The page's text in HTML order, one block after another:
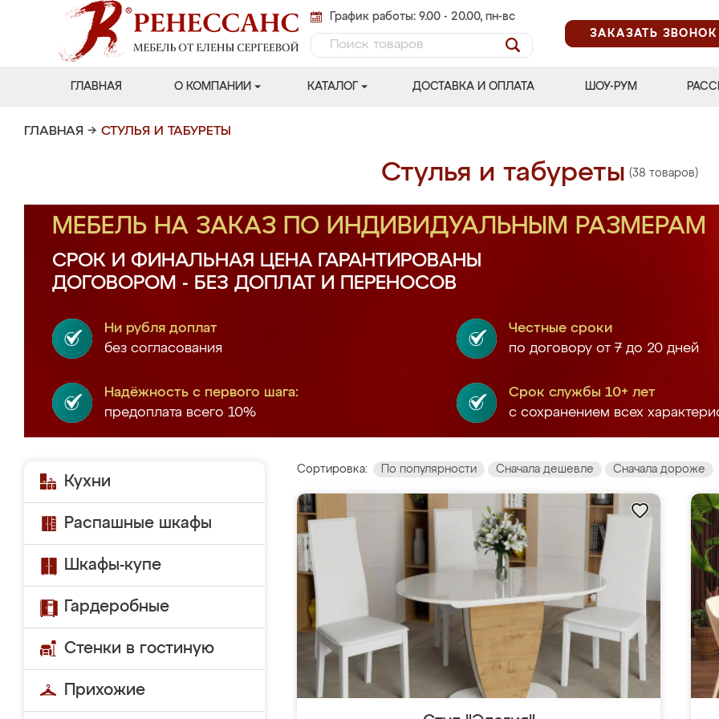
График работы: 9.00 - 20.00, пн-вс
ЗАКАЗАТЬ ЗВОНОК
ГЛАВНАЯ О КОМПАНИИ КАТАЛОГ ДОСТАВКА И ОПЛАТА ШОУ-РУМ
ГЛАВНАЯ → СТУЛЬЯ И ТАБУРЕТЫ
Стулья и табуреты (38 товаров)
МЕБЕЛЬ НА ЗАКАЗ ПО ИНДИВИДУАЛЬНЫМ РАЗМЕРАМ
СРОК И ФИНАЛЬНАЯ ЦЕНА ГАРАНТИРОВАНЫ
ДОГОВОРОМ - БЕЗ ДОПЛАТ И ПЕРЕНОСОВ
Ни рубля доплат
без согласования
Честные сроки
по договору от 7 до 20 дней
Надёжность с первого шага:
предоплата всего 10%
Срок службы 10+ лет
с сохранением всех
Кухни
Распашные шкафы
Шкафы-купе
Гардеробные
Стенки в гостиную
Прихожие
Сортировка: По популярности Сначала дешевле Сначала дороже